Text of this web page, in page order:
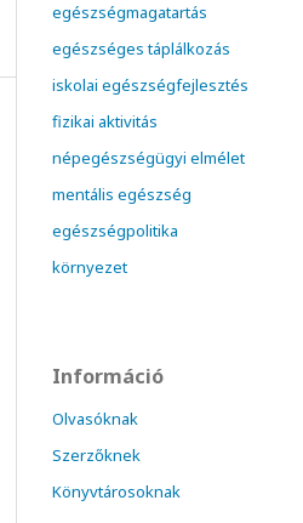
egészségmagatartás
egészséges táplálkozás
iskolai egészségfejlesztés
fizikai aktivitás
népegészségügyi elmélet
mentális egészség
egészségpolitika
környezet
Információ
Olvasóknak
Szerzőknek
Könyvtárosoknak